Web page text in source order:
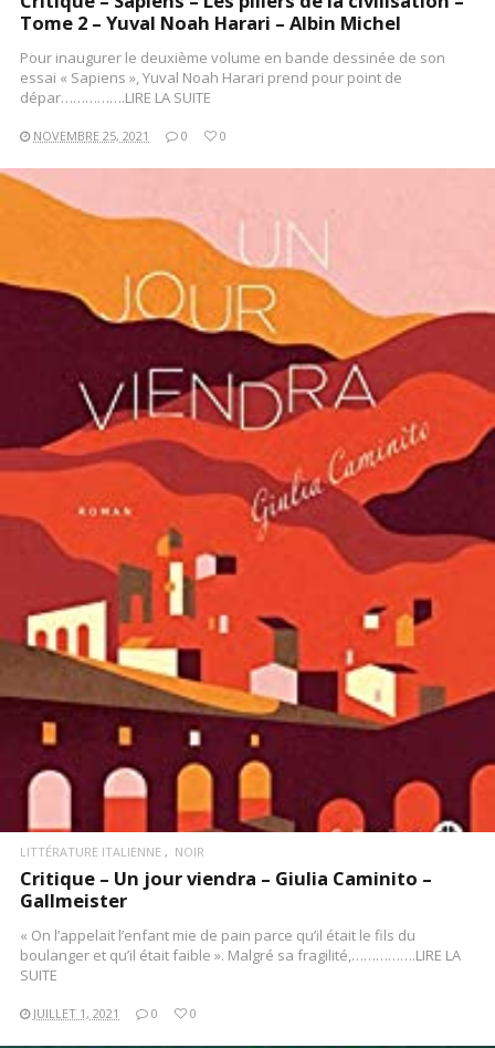
Tome 2 – Yuval Noah Harari – Albin Michel
Pour inaugurer le deuxième volume en bande dessinée de son
essai « Sapiens », Yuval Noah Harari prend pour point de
dépar…………….LIRE LA SUITE
NOVEMBRE 25, 2021 0 0
LIRE LA SUITE
LITTÉRATURE ITALIENNE NOIR
Critique – Un jour viendra – Giulia Caminito –
Gallmeister
« On l’appelait l’enfant mie de pain parce qu’il était le fils du
boulanger et qu’il était faible ». Malgré sa fragilité,…………….LIRE LA
SUITE
JUILLET 1, 2021 0 0